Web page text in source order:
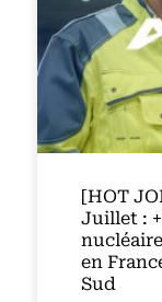
[HOT
Juillet :
en
Sud